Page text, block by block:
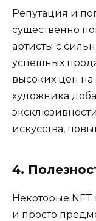
Репутация и
существенно
артисты с
успешных
высоких цен на
художника
искусства,
4.
Некоторые NFT
и просто